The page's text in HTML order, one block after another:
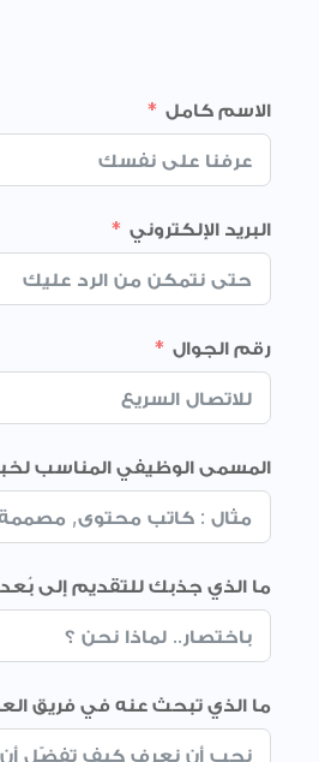
الاسم كامل
البريد الإلكتروني
رقم الجوال
المسمى الوظيفي المناسب
ما الذي جذبك للتقديم إلى
ما الذي تبحث عنه في فريق